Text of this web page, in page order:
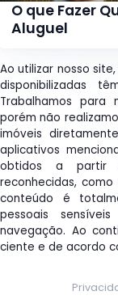
O que Fazer
Aluguel
Ao utilizar nosso
disponibilizadas
Trabalhamos para
porém não
imóveis
aplicativos
obtidos a partir
reconhecidas,
conteúdo é
pessoais
navegação. Ao
ciente e de acordo